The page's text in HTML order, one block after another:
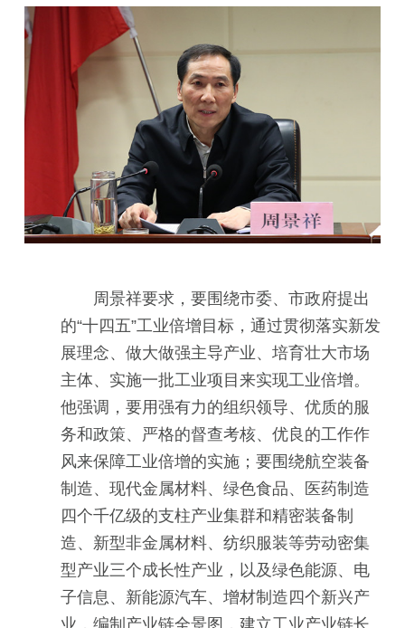
周景祥要求，要围绕市委、市政府提出
的“十四五”工业倍增目标，通过贯彻落实新发
展理念、做大做强主导产业、培育壮大市场
主体、实施一批工业项目来实现工业倍增。
他强调，要用强有力的组织领导、优质的服
务和政策、严格的督查考核、优良的工作作
风来保障工业倍增的实施；要围绕航空装备
制造、现代金属材料、绿色食品、医药制造
四个千亿级的支柱产业集群和精密装备制
造、新型非金属材料、纺织服装等劳动密集
型产业三个成长性产业，以及绿色能源、电
子信息、新能源汽车、增材制造四个新兴产